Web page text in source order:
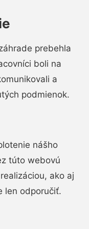
prebehla
boli na
a
podmienok.
nášho
túto webovú
ako aj
len odporučiť.